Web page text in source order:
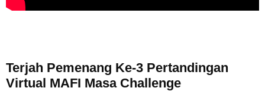
Terjah Pemenang Ke-3 Pertandingan
Virtual MAFI Masa Challenge